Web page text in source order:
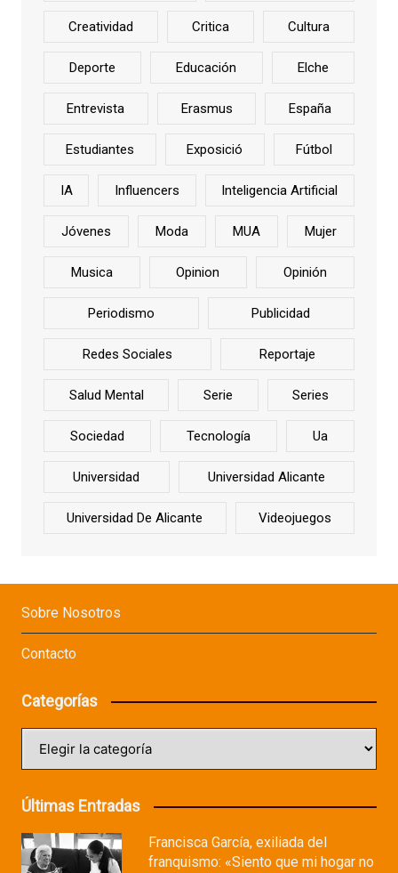
Creatividad Critica Cultura
Deporte Educación Elche
Entrevista Erasmus España
Estudiantes Exposició Fútbol
IA Influencers Inteligencia Artificial
Jóvenes Moda MUA Mujer
Musica Opinion Opinión
Periodismo Publicidad
Redes Sociales Reportaje
Salud Mental Serie Series
Sociedad Tecnología Ua
Universidad Universidad Alicante
Universidad De Alicante Videojuegos
Sobre Nosotros
Contacto
Categorías
Últimas Entradas
Francisca García, exiliada del
franquismo: «Siento que mi hogar no